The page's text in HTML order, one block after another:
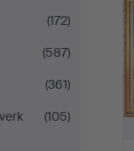
(172)
(587)
(361)
(105)